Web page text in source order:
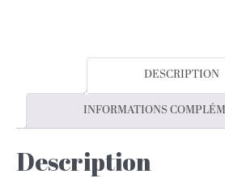
DESCRIPTION
INFORMATIONS
Description